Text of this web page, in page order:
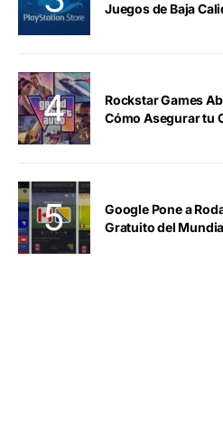
Juegos de Baja
Rockstar Games
Cómo Asegurar tu
Google Pone a
Gratuito del